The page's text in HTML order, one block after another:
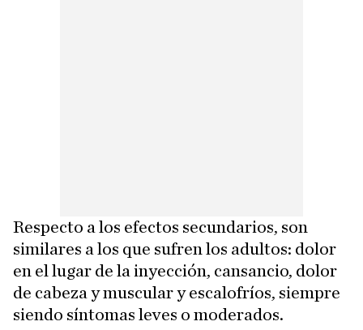
Respecto a los efectos secundarios, son
similares a los que sufren los adultos: dolor
en el lugar de la inyección, cansancio, dolor
de cabeza y muscular y escalofríos, siempre
siendo síntomas leves o moderados.